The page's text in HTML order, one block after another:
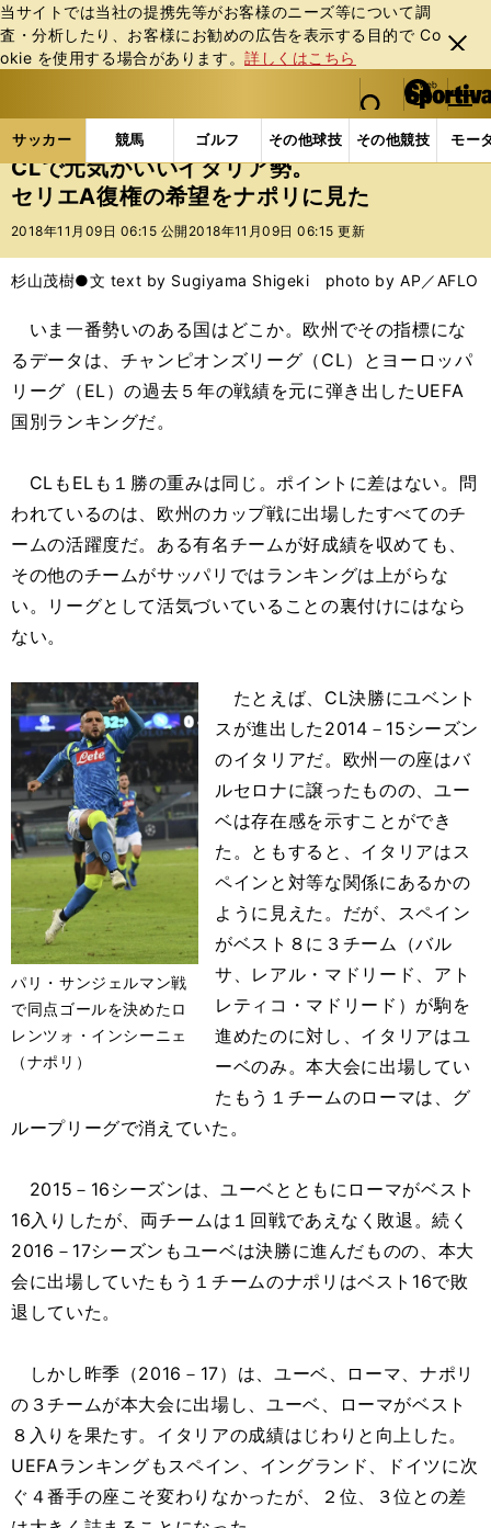
当サイトでは当社の提携先等がお客様のニーズ等について調
査・分析したり、お客様にお勧めの広告を表⽰する⽬的で Co
okie を使⽤する場合があります。詳しくはこちら
閉じ
る
web Sportiva (webスポルティーバ)
検索
マイペ
ー
ジ
メニュ
サッカー 競馬 ゴルフ その他球技 その他競技 モー
ス
ポ
ル
バ
サッカーの記事一覧 海外サッカー 海外サッカー
CLで元気がいいイタリア勢。
セリエA復権の希望をナポリに見た
2018年11月09日 06:15 公開 2018年11月09日 06:15 更新
杉山茂樹●文 text by Sugiyama Shigeki photo by AP／AFLO
いま一番勢いのある国はどこか。欧州でその指標にな
るデータは、チャンピオンズリーグ（CL）とヨーロッパ
リーグ（EL）の過去５年の戦績を元に弾き出したUEFA
国別ランキングだ。
CLもELも１勝の重みは同じ。ポイントに差はない。問
われているのは、欧州のカップ戦に出場したすべてのチ
ームの活躍度だ。ある有名チームが好成績を収めても、
その他のチームがサッパリではランキングは上がらな
い。リーグとして活気づいていることの裏付けにはなら
ない。
パリ・サンジェルマン戦
で同点ゴールを決めたロ
レンツォ・インシーニェ
（ナポリ）
たとえば、CL決勝にユベント
スが進出した2014－15シーズン
のイタリアだ。欧州一の座はバ
ルセロナに譲ったものの、ユー
ベは存在感を示すことができ
た。ともすると、イタリアはス
ペインと対等な関係にあるかの
ように見えた。だが、スペイン
がベスト８に３チーム（バル
サ、レアル・マドリード、アト
レティコ・マドリード）が駒を
進めたのに対し、イタリアはユ
ーベのみ。本大会に出場してい
たもう１チームのローマは、グ
ループリーグで消えていた。
2015－16シーズンは、ユーベとともにローマがベスト
16入りしたが、両チームは１回戦であえなく敗退。続く
2016－17シーズンもユーベは決勝に進んだものの、本大
会に出場していたもう１チームのナポリはベスト16で敗
退していた。
しかし昨季（2016－17）は、ユーベ、ローマ、ナポリ
の３チームが本大会に出場し、ユーベ、ローマがベスト
８入りを果たす。イタリアの成績はじわりと向上した。
UEFAランキングもスペイン、イングランド、ドイツに次
ぐ４番手の座こそ変わりなかったが、２位、３位との差